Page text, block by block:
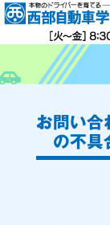
お問い合
の不具